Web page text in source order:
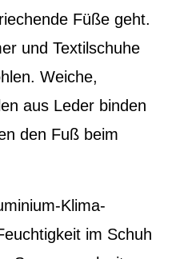
Füße geht.
und Textilschuhe
Weiche,
aus Leder binden
den Fuß beim
Klima-
im Schuh